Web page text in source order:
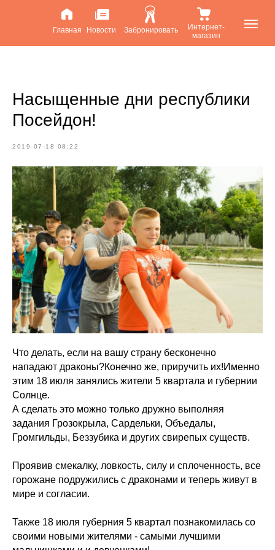
Главная Новости Забронировать
Интернет-
магазин
Насыщенные дни республики
Посейдон!
2019-07-18 08:22
Что делать, если на вашу страну бесконечно
нападают драконы?Конечно же, приручить их!Именно
этим 18 июля занялись жители 5 квартала и губернии
Солнце.
А сделать это можно только дружно выполняя
задания Грозокрыла, Сардельки, Объедалы,
Громгильды, Беззубика и других свирепых существ.
Проявив смекалку, ловкость, силу и сплоченность, все
горожане подружились с драконами и теперь живут в
мире и согласии.
Также 18 июля губерния 5 квартал познакомилась со
своими новыми жителями - самыми лучшими